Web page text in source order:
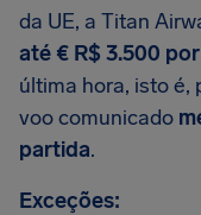
da UE, a Titan
até € R$ 3.500
última hora, isto é,
voo comunicado
partida.
Exceções: